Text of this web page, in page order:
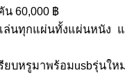
น 60,000 ฿
ล่นทุกแผ่นทั้งแผ่นหนัง
บหรูมาพร้อมusbรุ่นให